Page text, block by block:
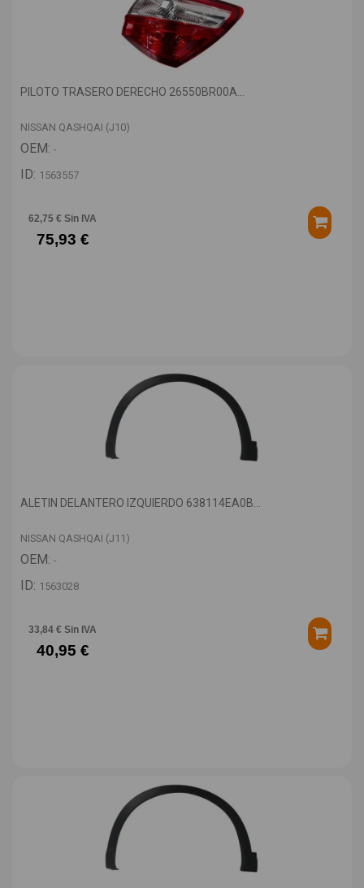
PILOTO TRASERO DERECHO 26550BR00A...
NISSAN QASHQAI (J10)
OEM: -
ID: 1563557
62,75 € Sin IVA
75,93 €
ALETIN DELANTERO IZQUIERDO 638114EA0B...
NISSAN QASHQAI (J11)
OEM: -
ID: 1563028
33,84 € Sin IVA
40,95 €